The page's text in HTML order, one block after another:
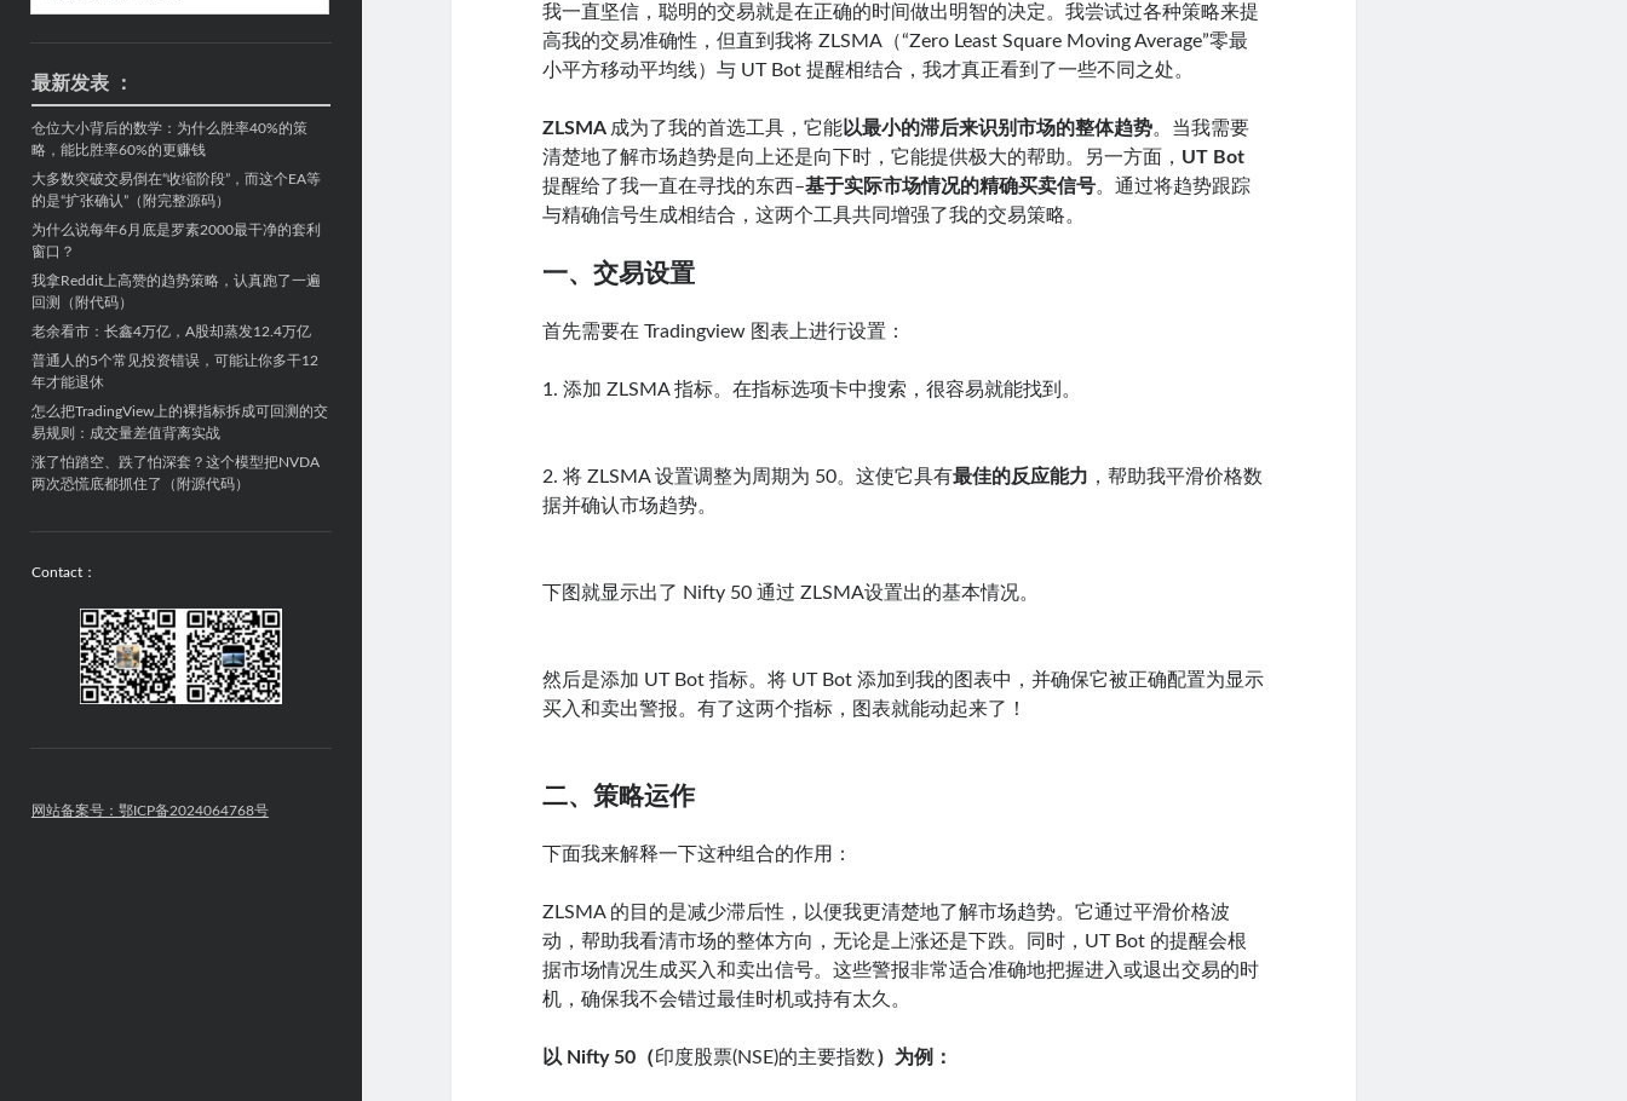
最新发表 ：
仓位大小背后的数学：为什么胜率40%的策
略，能比胜率60%的更赚钱
大多数突破交易倒在“收缩阶段”，而这个EA等
的是“扩张确认”（附完整源码）
为什么说每年6月底是罗素2000最干净的套利
窗口？
我拿Reddit上高赞的趋势策略，认真跑了一遍
回测（附代码）
老余看市：长鑫4万亿，A股却蒸发12.4万亿
普通人的5个常见投资错误，可能让你多干12
年才能退休
怎么把TradingView上的裸指标拆成可回测的交
易规则：成交量差值背离实战
涨了怕踏空、跌了怕深套？这个模型把NVDA
两次恐慌底都抓住了（附源代码）
Contact：
网站备案号：鄂ICP备2024064768号
我一直坚信，聪明的交易就是在正确的时间做出明智的决定。我尝试过各种策略来提
高我的交易准确性，但直到我将 ZLSMA（“Zero Least Square Moving Average”零最
小平方移动平均线）与 UT Bot 提醒相结合，我才真正看到了一些不同之处。
ZLSMA 成为了我的首选工具，它能以最小的滞后来识别市场的整体趋势。当我需要
清楚地了解市场趋势是向上还是向下时，它能提供极大的帮助。另一方面， UT Bot
提醒给了我一直在寻找的东西–基于实际市场情况的精确买卖信号。通过将趋势跟踪
与精确信号生成相结合，这两个工具共同增强了我的交易策略。
一、交易设置
首先需要在 Tradingview 图表上进行设置：
1. 添加 ZLSMA 指标。在指标选项卡中搜索，很容易就能找到。
2. 将 ZLSMA 设置调整为周期为 50。这使它具有最佳的反应能力 ，帮助我平滑价格数
据并确认市场趋势。
下图就显示出了 Nifty 50 通过 ZLSMA设置出的基本情况。
然后是添加 UT Bot 指标。将 UT Bot 添加到我的图表中，并确保它被正确配置为显示
买入和卖出警报。有了这两个指标，图表就能动起来了！
二、策略运作
下面我来解释一下这种组合的作用：
ZLSMA 的目的是减少滞后性，以便我更清楚地了解市场趋势。它通过平滑价格波
动，帮助我看清市场的整体方向，无论是上涨还是下跌。同时，UT Bot 的提醒会根
据市场情况生成买入和卖出信号。这些警报非常适合准确地把握进入或退出交易的时
机，确保我不会错过最佳时机或持有太久。
以 Nifty 50（印度股票(NSE)的主要指数）为例：